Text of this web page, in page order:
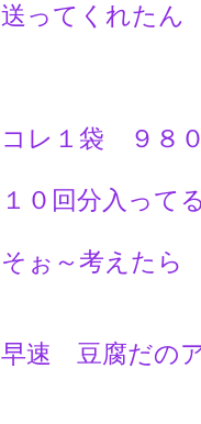
送ってくれたん
コレ１袋 ９８
１０回分入って
そぉ～考えた
早速 豆腐だの